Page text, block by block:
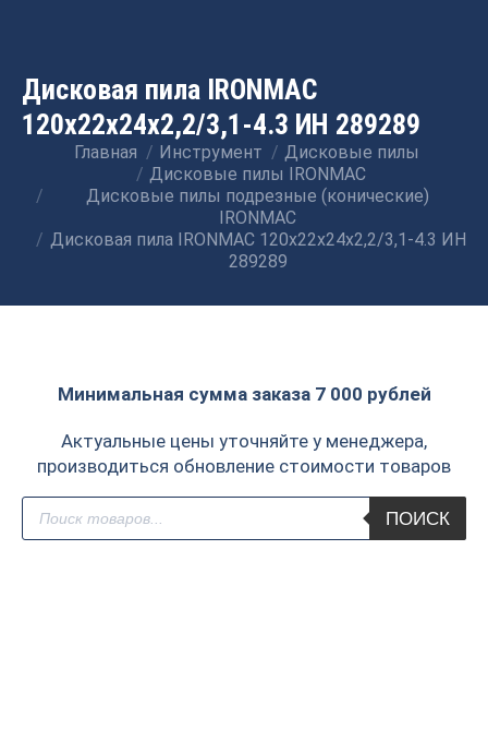
Дисковая пила IRONMAC
120x22x24x2,2/3,1-4.3 ИН 289289
Вы здесь:
Главная Инструмент
Дисковые пилы
Дисковые пилы IRONMAC
Дисковые пилы подрезные (конические)
IRONMAC
Дисковая пила IRONMAC 120x22x24x2,2/3,1-4.3 ИН
289289
Минимальная сумма заказа 7 000 рублей
Актуальные цены уточняйте у менеджера,
производиться обновление стоимости товаров
Поиск
товаров
ПОИСК